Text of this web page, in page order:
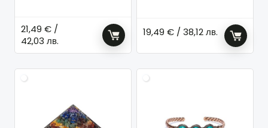
21,49€ /
42,03 лв.
19,49€ / 38,12 лв.